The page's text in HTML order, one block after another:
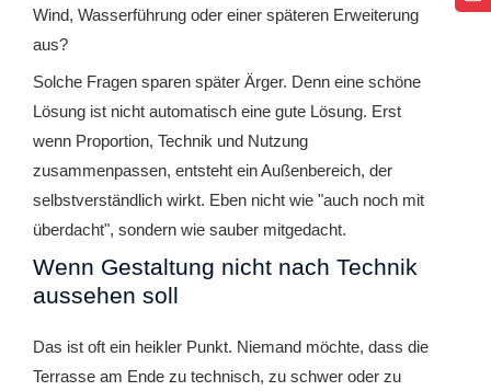
Wind, Wasserführung oder einer späteren Erweiterung
aus?
Solche Fragen sparen später Ärger. Denn eine schöne
Lösung ist nicht automatisch eine gute Lösung. Erst
wenn Proportion, Technik und Nutzung
zusammenpassen, entsteht ein Außenbereich, der
selbstverständlich wirkt. Eben nicht wie "auch noch mit
überdacht", sondern wie sauber mitgedacht.
Wenn Gestaltung nicht nach Technik
aussehen soll
Das ist oft ein heikler Punkt. Niemand möchte, dass die
Terrasse am Ende zu technisch, zu schwer oder zu